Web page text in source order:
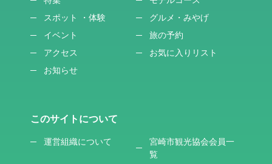
スポット ・体験
グルメ・みやげ
イベント
旅の予約
アクセス
お気に入りリスト
お知らせ
このサイトについて
運営組織について
宮崎市観光協会会員一
覧